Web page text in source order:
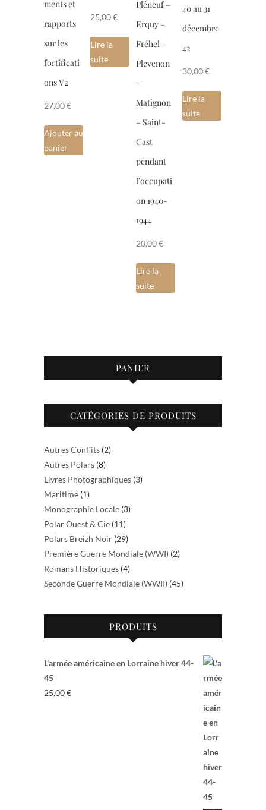
ments et
rapports
sur les
fortificati
ons V2
27,00€
Ajouter au
panier
25,00€
Lire la
suite
Pléneuf –
Erquy –
Fréhel –
Plevenon
–
Matignon
– Saint-
Cast
pendant
l’occupati
on 1940-
1944
20,00€
Lire la
suite
40 au 31
décembre
42
30,00€
Lire la
suite
PANIER
CATÉGORIES DE PRODUITS
Autres Conflits (2)
Autres Polars (8)
Livres Photographiques (3)
Maritime (1)
Monographie Locale (3)
Polar Ouest & Cie (11)
Polars Breizh Noir (29)
Première Guerre Mondiale (WWI) (2)
Romans Historiques (4)
Seconde Guerre Mondiale (WWII) (45)
PRODUITS
L'armée américaine en Lorraine hiver 44-
45
25,00€